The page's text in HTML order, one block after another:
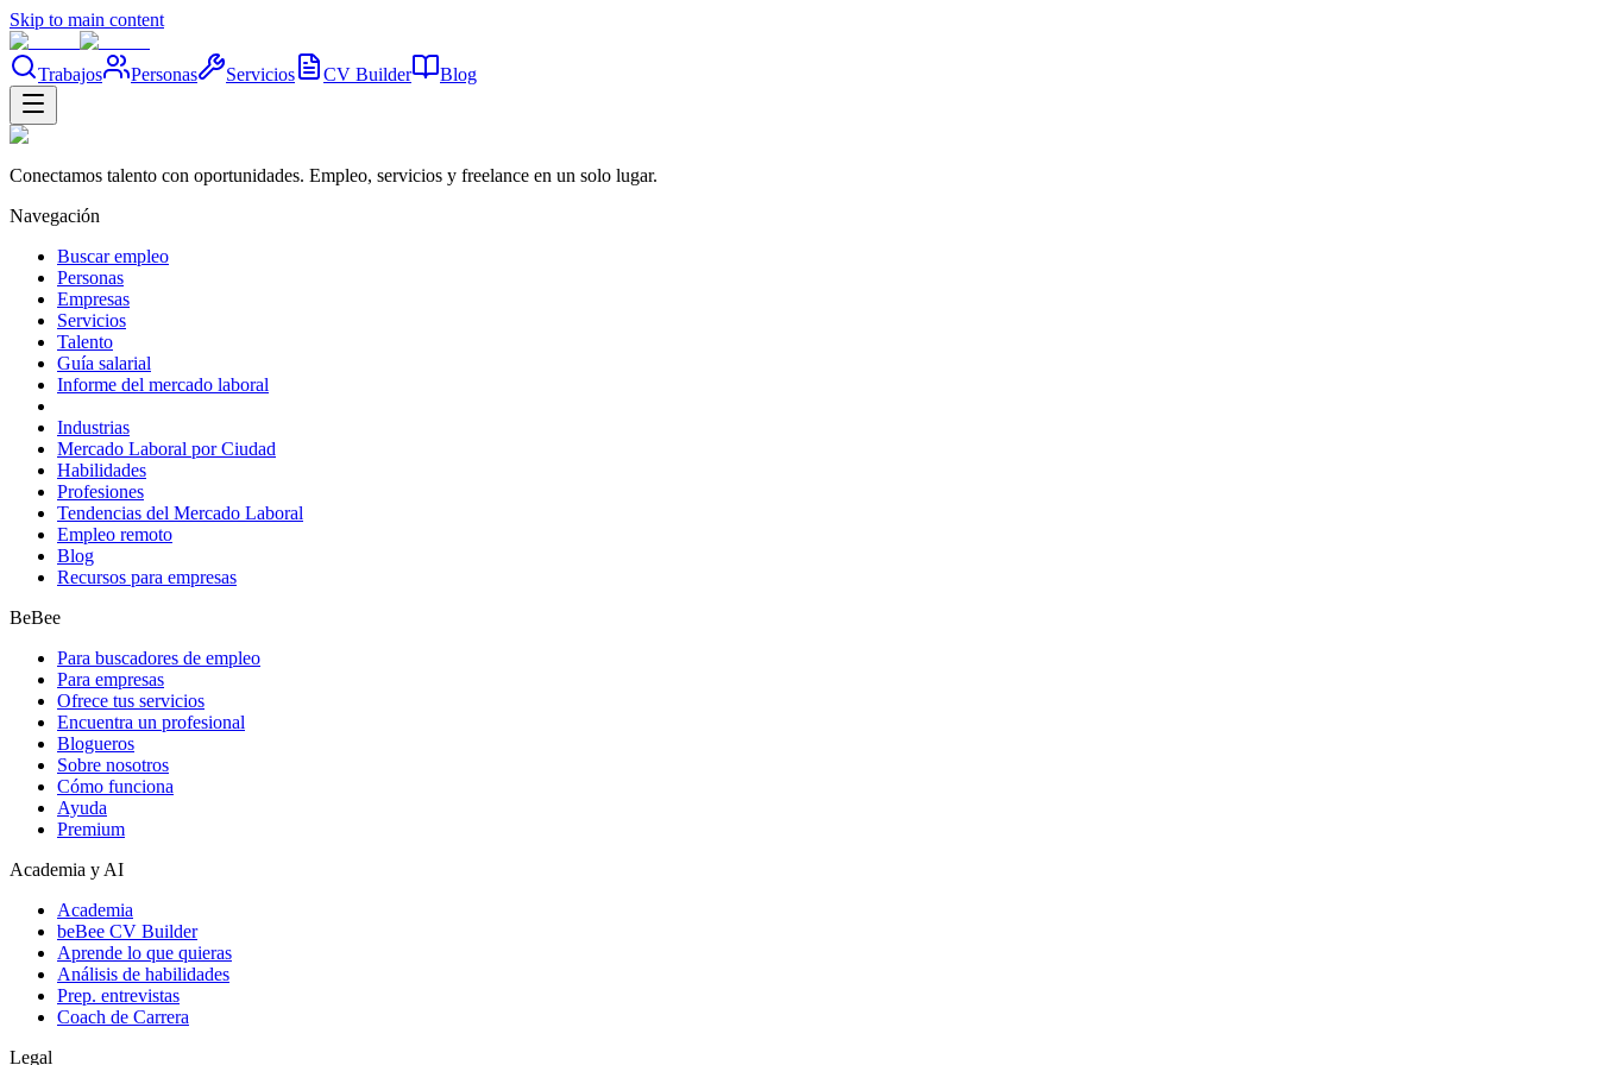
Skip to main content
Trabajos Personas Servicios CV Builder Blog
Conectamos talento con oportunidades. Empleo, servicios y freelance en un solo lugar.
Navegación
Buscar empleo
Personas
Empresas
Servicios
Talento
Guía salarial
Informe del mercado laboral
Industrias
Mercado Laboral por Ciudad
Habilidades
Profesiones
Tendencias del Mercado Laboral
Empleo remoto
Blog
Recursos para empresas
BeBee
Para buscadores de empleo
Para empresas
Ofrece tus servicios
Encuentra un profesional
Blogueros
Sobre nosotros
Cómo funciona
Ayuda
Premium
Academia y AI
Academia
beBee CV Builder
Aprende lo que quieras
Análisis de habilidades
Prep. entrevistas
Coach de Carrera
Legal